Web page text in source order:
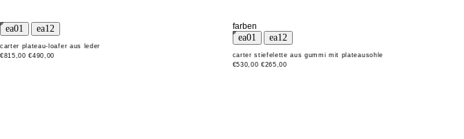
carter plateau-loafer aus leder
€815,00 €490,00
farben
carter stiefelette aus gummi mit plateausohle
€530,00 €265,00